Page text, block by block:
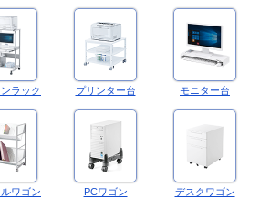
ラック プリンター台 モニター台
ワゴン PCワゴン デスクワゴン